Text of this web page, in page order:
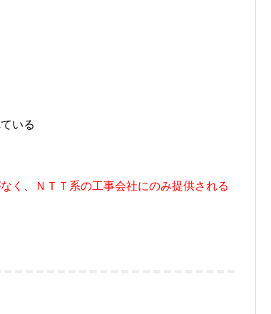
いる
く、ＮＴＴ系の工事会社にのみ提供される